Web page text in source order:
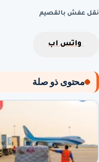
نقل عفش بالقصيم
واتس اب
محتوى ذو صلة